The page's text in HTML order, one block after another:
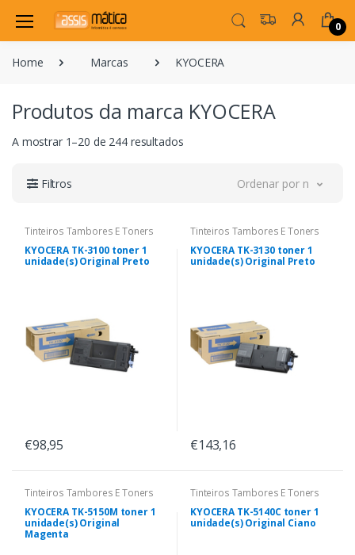
0
Home Marcas KYOCERA
Produtos da marca KYOCERA
A mostrar 1–20 de 244 resultados
Filtros Ordenar por novidade
Tinteiros Tambores E Toners
KYOCERA TK-3100 toner 1
unidade(s) Original Preto
€98,95
Tinteiros Tambores E Toners
KYOCERA TK-3130 toner 1
unidade(s) Original Preto
€143,16
Tinteiros Tambores E Toners
KYOCERA TK-5150M toner 1
unidade(s) Original
Magenta
Tinteiros Tambores E Toners
KYOCERA TK-5140C toner 1
unidade(s) Original Ciano